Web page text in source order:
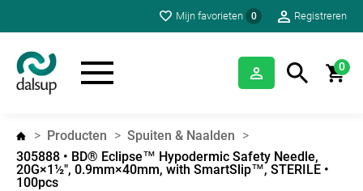
Mijn favorieten 0 Registreren
0
Producten
Spuiten & Naalden
305888 • BD® Eclipse™ Hypodermic Safety Needle,
20G×1½", 0.9mm×40mm, with SmartSlip™, STERILE •
100pcs